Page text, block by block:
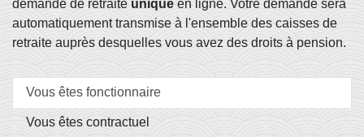
demande de retraite unique en ligne. Votre demande sera
automatiquement transmise à l'ensemble des caisses de
retraite auprès desquelles vous avez des droits à pension.
Vous êtes fonctionnaire
Vous êtes contractuel